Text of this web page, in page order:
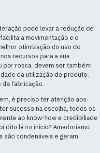
pode levar à redução de
a movimentação e o
otimização do uso do
recursos para a sua
por rosca, devem ser também
da utilização do produto,
fabricação.
é preciso ter atenção aos
sucesso na escolha, todos os
ao know-how e credibiliade
dito lá no início? Amadorismo
são condenáveis e geram